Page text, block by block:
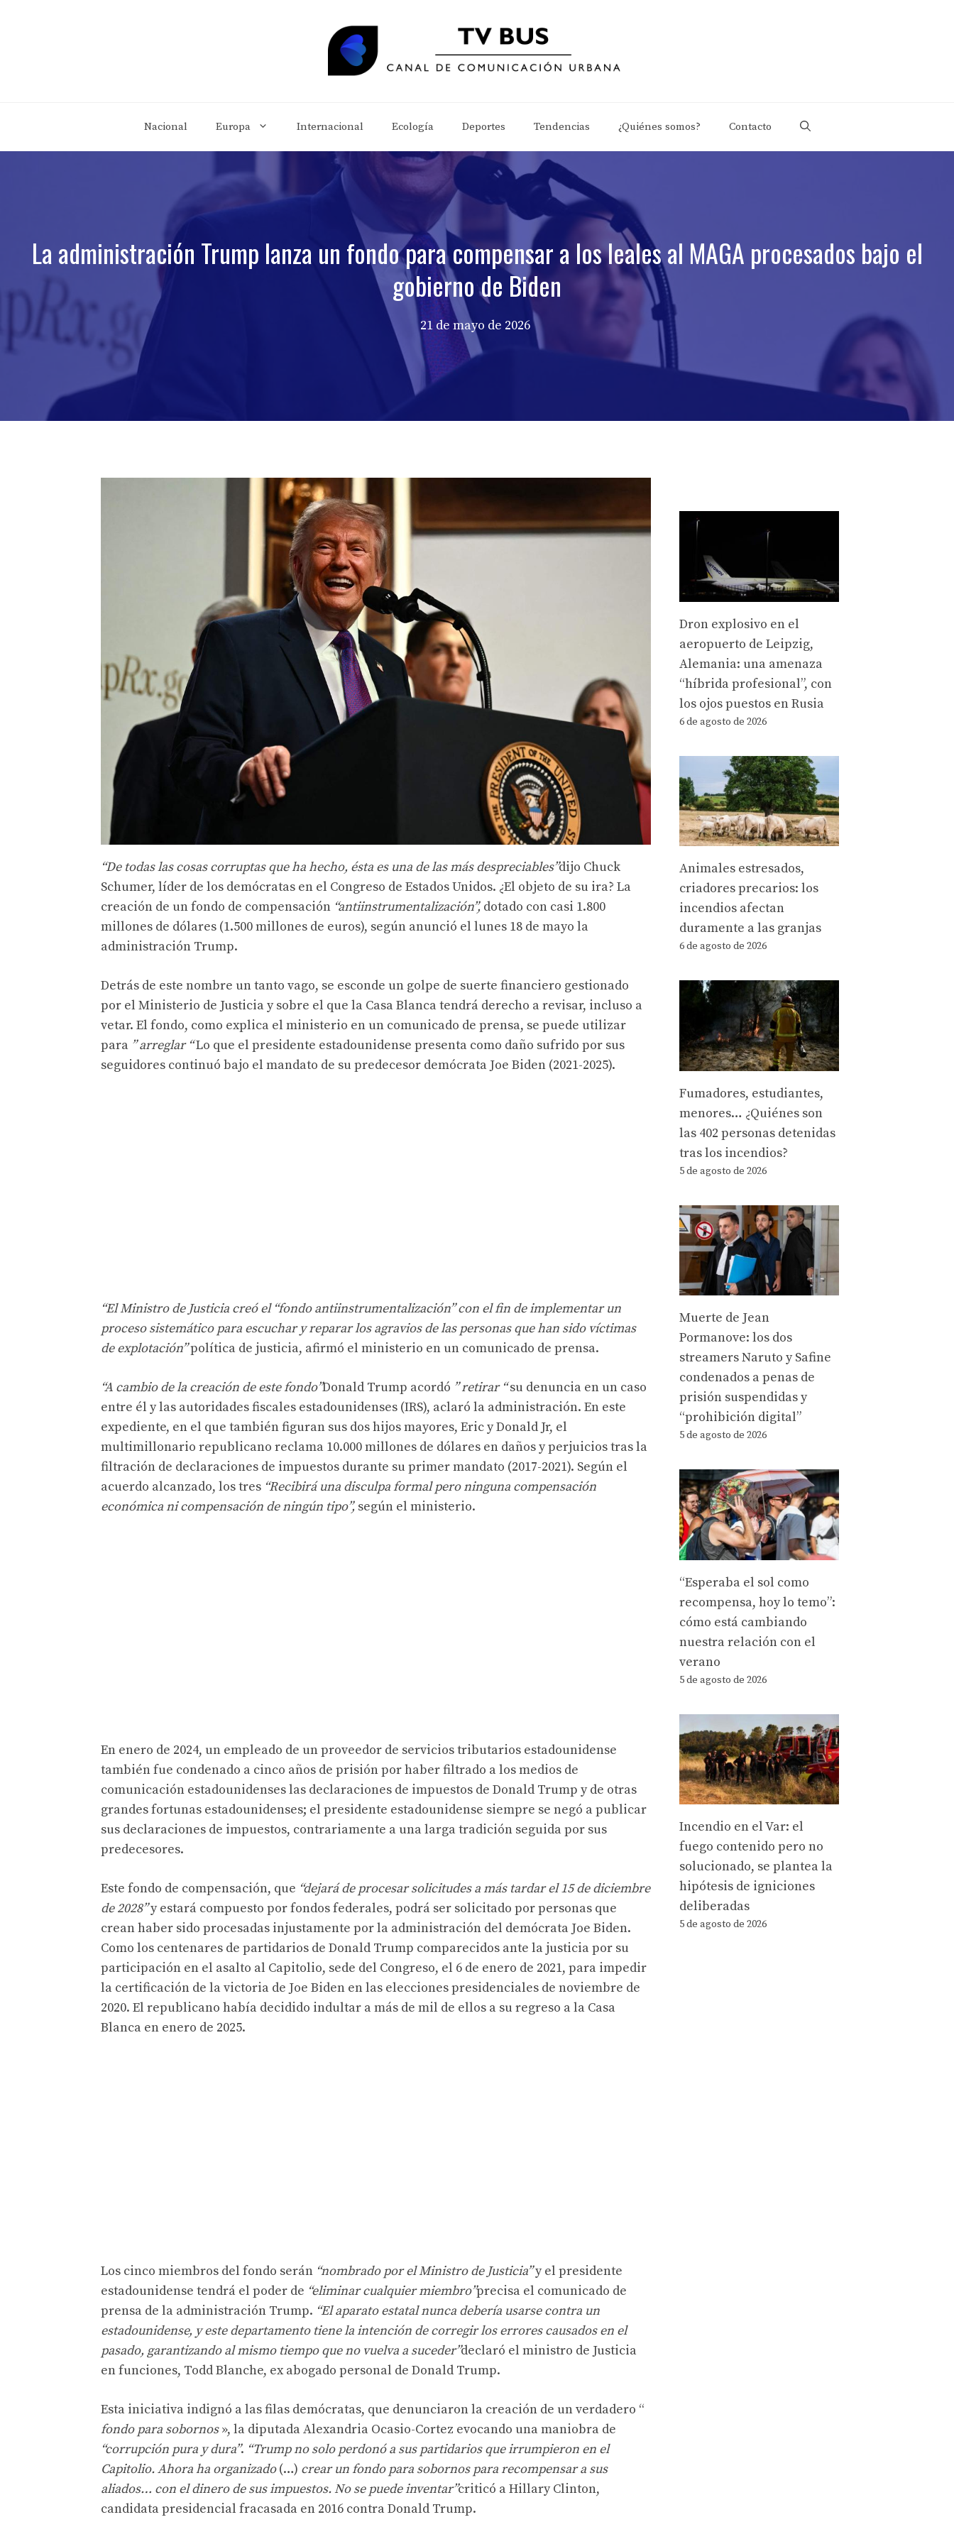
Nacional Europa Internacional Ecología Deportes Tendencias ¿Quiénes somos? Contacto
La administración Trump lanza un fondo para compensar a los leales al MAGA procesados ​​bajo el
gobierno de Biden
21 de mayo de 2026
“De todas las cosas corruptas que ha hecho, ésta es una de las más despreciables”dijo Chuck
Schumer, líder de los demócratas en el Congreso de Estados Unidos. ¿El objeto de su ira? La
creación de un fondo de compensación “antiinstrumentalización”, dotado con casi 1.800
millones de dólares (1.500 millones de euros), según anunció el lunes 18 de mayo la
administración Trump.
Detrás de este nombre un tanto vago, se esconde un golpe de suerte financiero gestionado
por el Ministerio de Justicia y sobre el que la Casa Blanca tendrá derecho a revisar, incluso a
vetar. El fondo, como explica el ministerio en un comunicado de prensa, se puede utilizar
para ” arreglar “Lo que el presidente estadounidense presenta como daño sufrido por sus
seguidores continuó bajo el mandato de su predecesor demócrata Joe Biden (2021-2025).
“El Ministro de Justicia creó el “fondo antiinstrumentalización” con el fin de implementar un
proceso sistemático para escuchar y reparar los agravios de las personas que han sido víctimas
de explotación”política de justicia, afirmó el ministerio en un comunicado de prensa.
“A cambio de la creación de este fondo”Donald Trump acordó ” retirar “su denuncia en un caso
entre él y las autoridades fiscales estadounidenses (IRS), aclaró la administración. En este
expediente, en el que también figuran sus dos hijos mayores, Eric y Donald Jr, el
multimillonario republicano reclama 10.000 millones de dólares en daños y perjuicios tras la
filtración de declaraciones de impuestos durante su primer mandato (2017-2021). Según el
acuerdo alcanzado, los tres “Recibirá una disculpa formal pero ninguna compensación
económica ni compensación de ningún tipo”, según el ministerio.
En enero de 2024, un empleado de un proveedor de servicios tributarios estadounidense
también fue condenado a cinco años de prisión por haber filtrado a los medios de
comunicación estadounidenses las declaraciones de impuestos de Donald Trump y de otras
grandes fortunas estadounidenses; el presidente estadounidense siempre se negó a publicar
sus declaraciones de impuestos, contrariamente a una larga tradición seguida por sus
predecesores.
Este fondo de compensación, que “dejará de procesar solicitudes a más tardar el 15 de diciembre
de 2028”y estará compuesto por fondos federales, podrá ser solicitado por personas que
crean haber sido procesadas injustamente por la administración del demócrata Joe Biden.
Como los centenares de partidarios de Donald Trump comparecidos ante la justicia por su
participación en el asalto al Capitolio, sede del Congreso, el 6 de enero de 2021, para impedir
la certificación de la victoria de Joe Biden en las elecciones presidenciales de noviembre de
2020. El republicano había decidido indultar a más de mil de ellos a su regreso a la Casa
Blanca en enero de 2025.
Los cinco miembros del fondo serán “nombrado por el Ministro de Justicia”y el presidente
estadounidense tendrá el poder de “eliminar cualquier miembro”precisa el comunicado de
prensa de la administración Trump. “El aparato estatal nunca debería usarse contra un
estadounidense, y este departamento tiene la intención de corregir los errores causados ​​en el
pasado, garantizando al mismo tiempo que no vuelva a suceder”declaró el ministro de Justicia
en funciones, Todd Blanche, ex abogado personal de Donald Trump.
Esta iniciativa indignó a las filas demócratas, que denunciaron la creación de un verdadero “
fondo para sobornos», la diputada Alexandria Ocasio-Cortez evocando una maniobra de
“corrupción pura y dura”. “Trump no solo perdonó a sus partidarios que irrumpieron en el
Capitolio. Ahora ha organizado(…) crear un fondo para sobornos para recompensar a sus
aliados… con el dinero de sus impuestos. No se puede inventar”criticó a Hillary Clinton,
candidata presidencial fracasada en 2016 contra Donald Trump.
Dron explosivo en el
aeropuerto de Leipzig,
Alemania: una amenaza
“híbrida profesional”, con
los ojos puestos en Rusia
6 de agosto de 2026
Animales estresados,
criadores precarios: los
incendios afectan
duramente a las granjas
6 de agosto de 2026
Fumadores, estudiantes,
menores… ¿Quiénes son
las 402 personas detenidas
tras los incendios?
5 de agosto de 2026
Muerte de Jean
Pormanove: los dos
streamers Naruto y Safine
condenados a penas de
prisión suspendidas y
“prohibición digital”
5 de agosto de 2026
“Esperaba el sol como
recompensa, hoy lo temo”:
cómo está cambiando
nuestra relación con el
verano
5 de agosto de 2026
Incendio en el Var: el
fuego contenido pero no
solucionado, se plantea la
hipótesis de igniciones
deliberadas
5 de agosto de 2026